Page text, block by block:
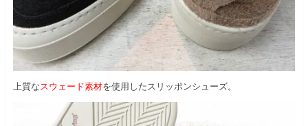
上質なスウェード素材を使用したスリッポンシューズ。